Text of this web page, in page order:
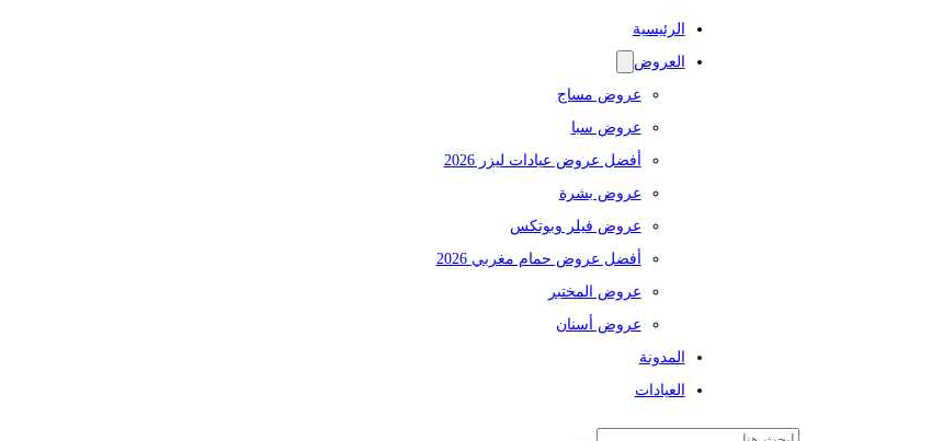
الرئيسية
العروض
عروض مساج
عروض سبا
أفضل عروض عيادات ليزر 2026
عروض بشرة
عروض فيلر وبوتكس
أفضل عروض حمام مغربي 2026
عروض المختبر
عروض أسنان
المدونة
العيادات